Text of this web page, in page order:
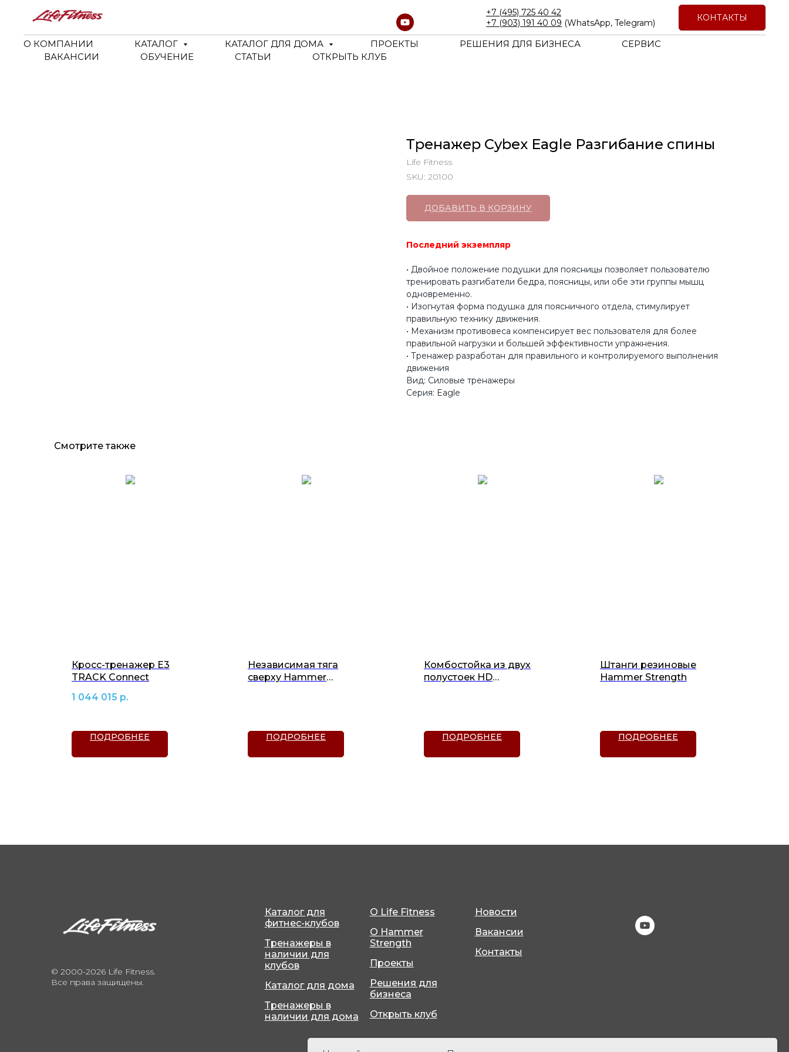
+7 (495) 725 40 42
+7 (903) 191 40 09 (WhatsApp, Telegram)
КОНТАКТЫ
О КОМПАНИИ КАТАЛОГ КАТАЛОГ ДЛЯ ДОМА ПРОЕКТЫ РЕШЕНИЯ ДЛЯ БИЗНЕСА
СЕРВИС
ВАКАНСИИ
ОБУЧЕНИЕ СТАТЬИ ОТКРЫТЬ КЛУБ
Тренажер Cybex Eagle Разгибание спины
Life Fitness
SKU: 20100
ДОБАВИТЬ В КОРЗИНУ
Последний экземпляр
• Двойное положение подушки для поясницы позволяет пользователю
тренировать разгибатели бедра, поясницы, или обе эти группы мышц
одновременно.
• Изогнутая форма подушка для поясничного отдела, стимулирует
правильную технику движения.
• Механизм противовеса компенсирует вес пользователя для более
правильной нагрузки и большей эффективности упражнения.
• Тренажер разработан для правильного и контролируемого выполнения
движения
Вид: Силовые тренажеры
Серия: Eagle
Смотрите также
Кросс-тренажер E3
TRACK Connect
1 044 015 р.
ПОДРОБНЕЕ
Независимая тяга
сверху Hammer
ПОДРОБНЕЕ
Комбостойка из двух
полустоек HD
ПОДРОБНЕЕ
Штанги резиновые
Hammer Strength
ПОДРОБНЕЕ
© 2000-2026 Life Fitness.
Все права защищены.
Каталог для
фитнес-клубов
Тренажеры в
наличии для
клубов
Каталог для дома
Тренажеры в
наличии для дома
О Life Fitness
О Hammer
Strength
Проекты
Решения для
бизнеса
Открыть клуб
Новости
Вакансии
Контакты